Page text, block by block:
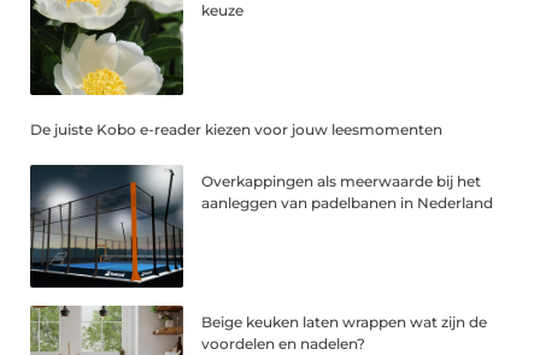
keuze
De juiste Kobo e-reader kiezen voor jouw leesmomenten
Overkappingen als meerwaarde bij het
aanleggen van padelbanen in Nederland
Beige keuken laten wrappen wat zijn de
voordelen en nadelen?